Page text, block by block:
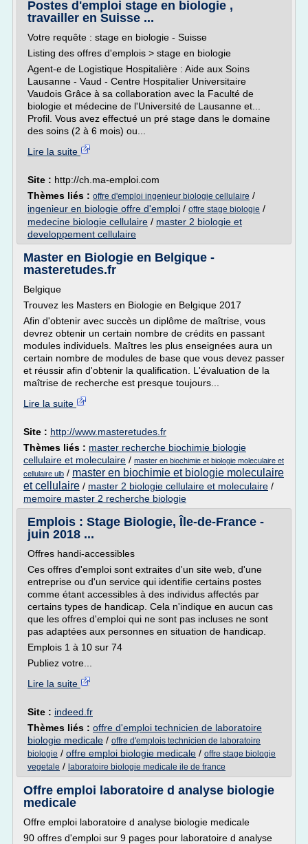
Postes d'emploi stage en biologie ,
travailler en Suisse ...
Votre requête : stage en biologie - Suisse
Listing des offres d'emplois > stage en biologie
Agent-e de Logistique Hospitalière : Aide aux Soins
Lausanne - Vaud - Centre Hospitalier Universitaire
Vaudois Grâce à sa collaboration avec la Faculté de
biologie et médecine de l'Université de Lausanne et...
Profil. Vous avez effectué un pré stage dans le domaine
des soins (2 à 6 mois) ou...
Lire la suite
Site : http://ch.ma-emploi.com
Thèmes liés : offre d'emploi ingenieur biologie cellulaire /
ingenieur en biologie offre d'emploi / offre stage biologie /
medecine biologie cellulaire / master 2 biologie et
developpement cellulaire
Master en Biologie en Belgique -
masteretudes.fr
Belgique
Trouvez les Masters en Biologie en Belgique 2017
Afin d'obtenir avec succès un diplôme de maîtrise, vous
devrez obtenir un certain nombre de crédits en passant
modules individuels. Maîtres les plus enseignées aura un
certain nombre de modules de base que vous devez passer
et réussir afin d'obtenir la qualification. L'évaluation de la
maîtrise de recherche est presque toujours...
Lire la suite
Site : http://www.masteretudes.fr
Thèmes liés : master recherche biochimie biologie
cellulaire et moleculaire / master en biochimie et biologie moleculaire et
cellulaire ulb / master en biochimie et biologie moleculaire
et cellulaire / master 2 biologie cellulaire et moleculaire /
memoire master 2 recherche biologie
Emplois : Stage Biologie, Île-de-France -
juin 2018 ...
Offres handi-accessibles
Ces offres d'emploi sont extraites d'un site web, d'une
entreprise ou d'un service qui identifie certains postes
comme étant accessibles à des individus affectés par
certains types de handicap. Cela n'indique en aucun cas
que les offres d'emploi qui ne sont pas incluses ne sont
pas adaptées aux personnes en situation de handicap.
Emplois 1 à 10 sur 74
Publiez votre...
Lire la suite
Site : indeed.fr
Thèmes liés : offre d'emploi technicien de laboratoire
biologie medicale / offre d'emplois technicien de laboratoire
biologie / offre emploi biologie medicale / offre stage biologie
vegetale / laboratoire biologie medicale ile de france
Offre emploi laboratoire d analyse biologie
medicale
Offre emploi laboratoire d analyse biologie medicale
90 offres d'emploi sur 9 pages pour laboratoire d analyse